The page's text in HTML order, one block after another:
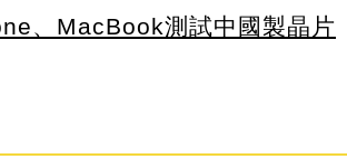
、MacBook測試中國製晶片